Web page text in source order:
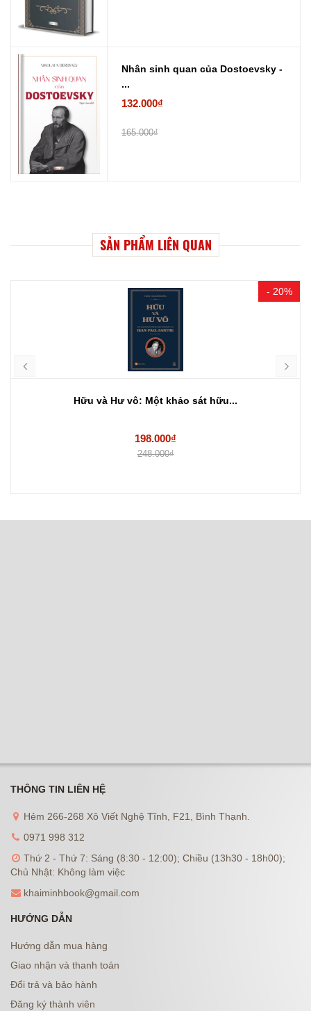
Nhân sinh quan của Dostoevsky -
...
132.000₫
165.000₫
SẢN PHẨM LIÊN QUAN
- 20%
Hữu và Hư vô: Một khảo sát hữu...
198.000₫
248.000₫
THÔNG TIN LIÊN HỆ
Hẻm 266-268 Xô Viết Nghệ Tĩnh, F21, Bình Thạnh.
0971 998 312
Thứ 2 - Thứ 7: Sáng (8:30 - 12:00); Chiều (13h30 - 18h00);
Chủ Nhật: Không làm việc
khaiminhbook@gmail.com
HƯỚNG DẪN
Hướng dẫn mua hàng
Giao nhận và thanh toán
Đổi trả và bảo hành
Đăng ký thành viên